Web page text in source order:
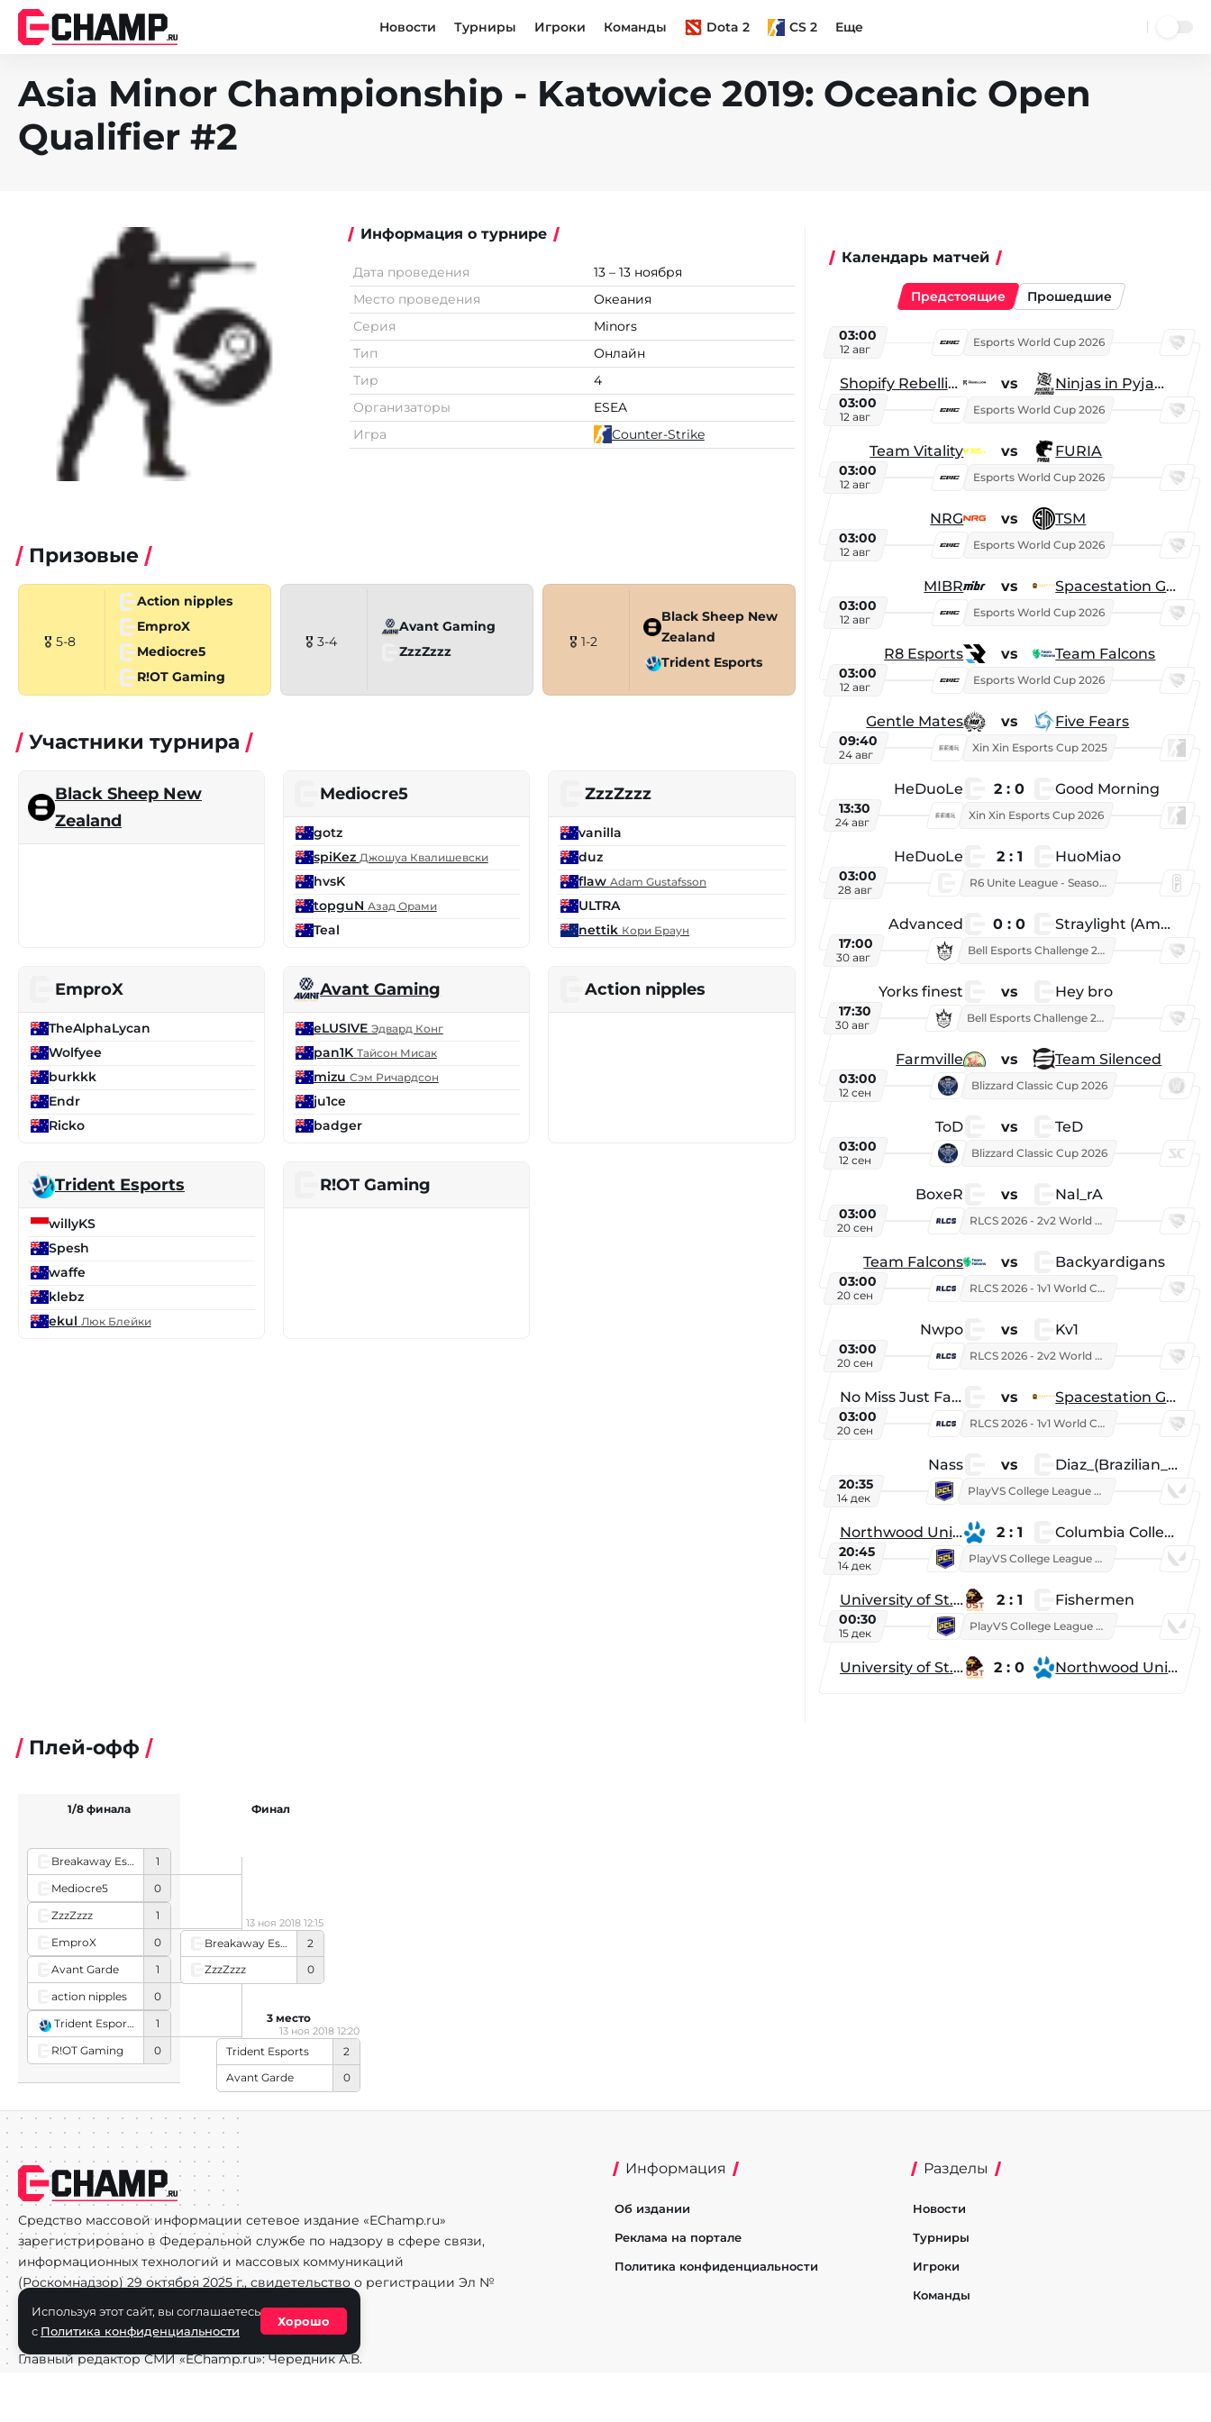
Новости Турниры Игроки Команды Dota 2 CS 2 Еще
Asia Minor Championship - Katowice 2019: Oceanic Open
Qualifier #2
Информация о турнире
Дата проведения
13 – 13 ноября
Место проведения
Океания
Серия
Minors
Тип
Онлайн
Тир
4
Организаторы
ESEA
Игра
Counter-Strike
Призовые
🎖 5-8
Action nipples
EmproX
Mediocre5
R!OT Gaming
🎖 3-4
Avant Gaming
ZzzZzzz
🎖 1-2
Black Sheep New
Zealand
Trident Esports
Участники турнира
Black Sheep New
Zealand
Mediocre5
gotz
spiKez Джошуа Квалишевски
hvsK
topguN Азад Орами
Teal
ZzzZzzz
vanilla
duz
flaw Adam Gustafsson
ULTRA
nettik Кори Браун
EmproX
TheAlphaLycan
Wolfyee
burkkk
Endr
Ricko
Avant Gaming
eLUSIVE Эдвард Конг
pan1K Тайсон Мисак
mizu Сэм Ричардсон
ju1ce
badger
Action nipples
Trident Esports
willyKS
Spesh
waffe
klebz
ekul Люк Блейки
R!OT Gaming
Календарь матчей
Предстоящие Прошедшие
03:00
12 авг
Esports World Cup 2026
Shopify Rebellion vs Ninjas in Pyjamas
03:00
12 авг
Esports World Cup 2026
Team Vitality vs FURIA
03:00
12 авг
Esports World Cup 2026
NRG vs TSM
03:00
12 авг
Esports World Cup 2026
MIBR vs Spacestation Gaming
03:00
12 авг
Esports World Cup 2026
R8 Esports vs Team Falcons
03:00
12 авг
Esports World Cup 2026
Gentle Mates vs Five Fears
09:40
24 авг
Xin Xin Esports Cup 2025
HeDuoLe 2 : 0 Good Morning
13:30
24 авг
Xin Xin Esports Cup 2026
HeDuoLe 2 : 1 HuoMiao
03:00
28 авг
R6 Unite League - Season 1
Advanced 0 : 0 Straylight (American team)
17:00
30 авг
Bell Esports Challenge 2026
Yorks finest vs Hey bro
17:30
30 авг
Bell Esports Challenge 2026
Farmville vs Team Silenced
03:00
12 сен
Blizzard Classic Cup 2026
ToD vs TeD
03:00
12 сен
Blizzard Classic Cup 2026
BoxeR vs Nal_rA
03:00
20 сен
RLCS 2026 - 2v2 World Championship
Team Falcons vs Backyardigans
03:00
20 сен
RLCS 2026 - 1v1 World Championship
Nwpo vs Kv1
03:00
20 сен
RLCS 2026 - 2v2 World Championship
No Miss Just Fake vs Spacestation Gaming
03:00
20 сен
RLCS 2026 - 1v1 World Championship
Nass vs Diaz_(Brazilian_Player)
20:35
14 дек
PlayVS College League 2025: Fall
Northwood University 2 : 1 Columbia College
20:45
14 дек
PlayVS College League 2025: Fall
University of St. Thomas 2 : 1 Fishermen
00:30
15 дек
PlayVS College League 2025: Fall
University of St. Thomas 2 : 0 Northwood University
Плей-офф
Breakaway Esports
1
Mediocre5
0
ZzzZzzz
1
EmproX
0
Avant Garde
1
action nipples
0
Trident Esports
1
R!OT Gaming
0
1/8 финала
Breakaway Esports
2
ZzzZzzz
0
13 ноя 2018 12:15
Финал
Trident Esports
2
Avant Garde
0
13 ноя 2018 12:20
3 место
Средство массовой информации сетевое издание «EChamp.ru»
зарегистрировано в Федеральной службе по надзору в сфере связи,
информационных технологий и массовых коммуникаций
(Роскомнадзор) 29 октября 2025 г., свидетельство о регистрации Эл №
ФС77-90271
Учредитель СМИ «EChamp.ru»: ИП Чередник А.В.
Главный редактор СМИ «EChamp.ru»: Чередник А.В.
Информация
Об издании
Реклама на портале
Политика конфиденциальности
Разделы
Новости
Турниры
Игроки
Команды
Используя этот сайт, вы соглашаетесь
с Политика конфиденциальности
Хорошо